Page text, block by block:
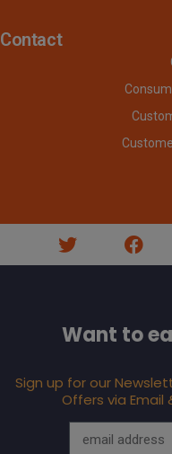
Contact
Want to
Sign up for our
Offers via Email